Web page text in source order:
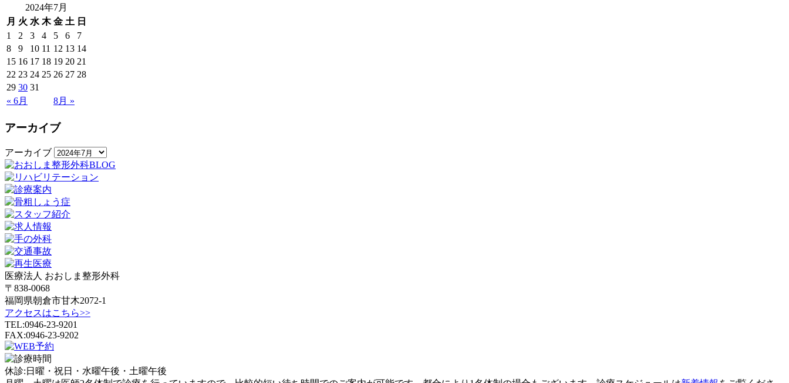
2024年7月
月 火 水 木 金 土 日
« 6月 8月 »
1 2 3 4 5 6
7
8
9 10 11 12 13 14
15 16 17 18 19 20 21
22 23 24 25 26 27 28
29 30 31
アーカイブ
アーカイブ
医療法人 おおしま整形外科
〒838-0068
福岡県朝倉市甘木2072-1
アクセスはこちら>>
TEL:0946-23-9201
FAX:0946-23-9202
休診: 日曜・祝日・水曜午後・土曜午後